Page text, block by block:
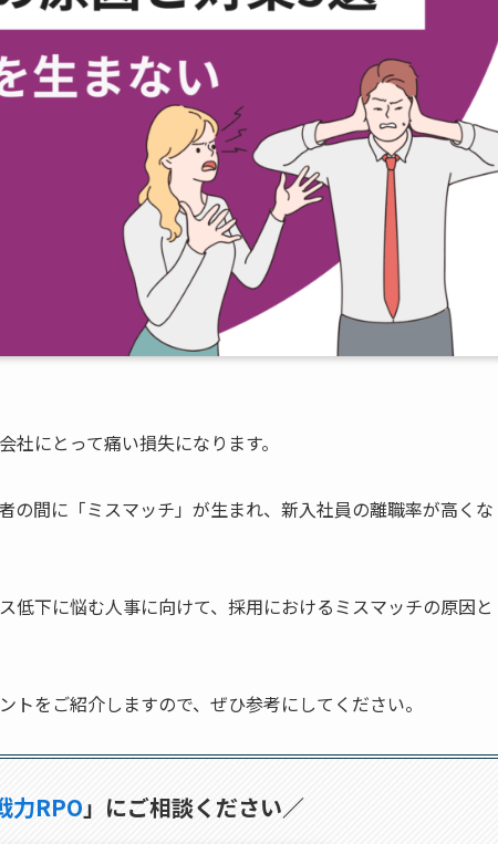
にとって痛い損失になります。
の間に「ミスマッチ」が生まれ、新入社員の離職率が高くな
低下に悩む人事に向けて、採用におけるミスマッチの原因と
をご紹介しますので、ぜひ参考にしてください。
力RPO」にご相談ください／